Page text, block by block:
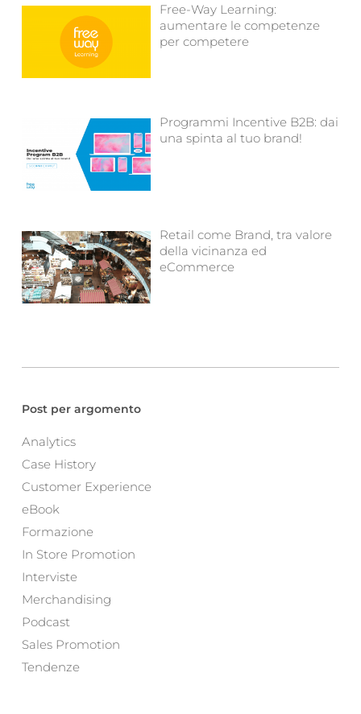
Free-Way Learning:
aumentare le competenze
per competere
Programmi Incentive B2B: dai
una spinta al tuo brand!
Retail come Brand, tra valore
della vicinanza ed
eCommerce
Post per argomento
Analytics
Case History
Customer Experience
eBook
Formazione
In Store Promotion
Interviste
Merchandising
Podcast
Sales Promotion
Tendenze